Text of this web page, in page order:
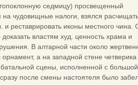
седмицу) просвещенный
на чудовищные налоги, взялся
и реставрировать иконы местного чина.
властям худ. ценность храма и
В алтарной части около
а на западной стене четверика
батальной сцены, исполненной с большой
после смены настоятеля было